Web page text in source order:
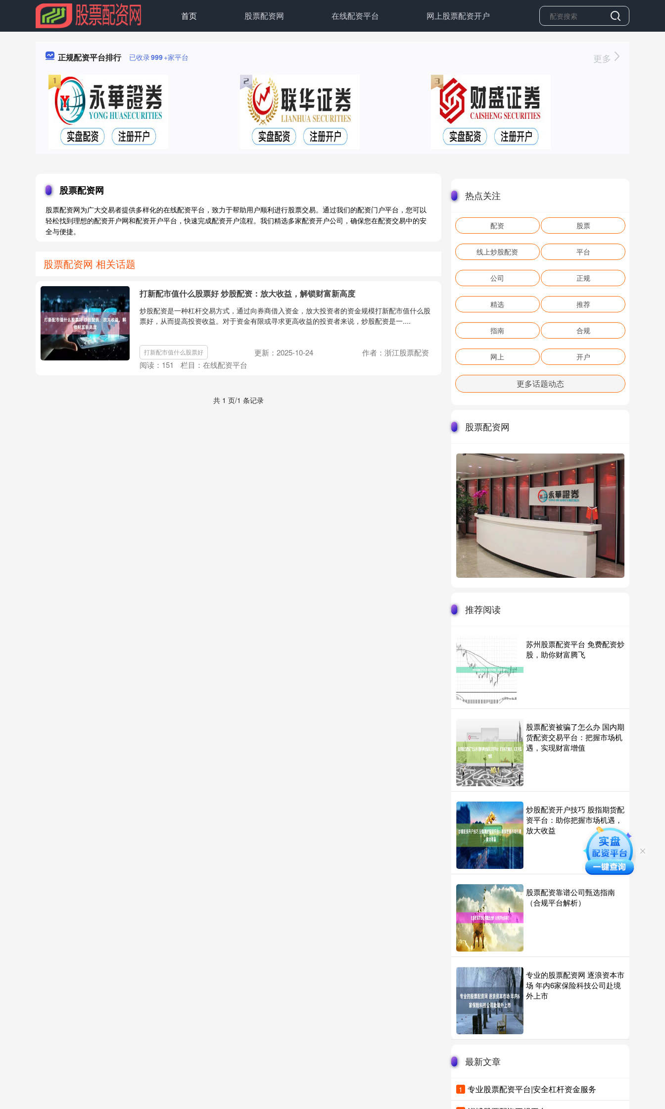
首页 股票配资网 在线配资平台 网上股票配资开户
正规配资平台排行 已收录999+家平台 更多
股票配资网
股票配资网为广大交易者提供多样化的在线配资平台，致力于帮助用户顺利进行股票交易。通过我们的配资门户平台，您可以
轻松找到理想的配资开户网和配资开户平台，快速完成配资开户流程。我们精选多家配资开户公司，确保您在配资交易中的安
全与便捷。
股票配资网 相关话题
打新配市值什么股票好 炒股配资：放大收益，解锁财富新高度
炒股配资是一种杠杆交易方式，通过向券商借入资金，放大投资者的资金规模打新配市值什么股
票好，从而提高投资收益。对于资金有限或寻求更高收益的投资者来说，炒股配资是一....
打新配市值什么股票好 更新：2025-10-24
作者：浙江股票配资
阅读： 151 栏目： 在线配资平台
共 1 页/1 条记录
热点关注
配资 股票
线上炒股配资 平台
公司 正规
精选 推荐
指南 合规
网上 开户
更多话题动态
股票配资网
推荐阅读
苏州股票配资平台 免费配资炒
股，助你财富腾飞
股票配资被骗了怎么办 国内期
货配资交易平台：把握市场机
遇，实现财富增值
炒股配资开户技巧 股指期货配
资平台：助你把握市场机遇，
放大收益
股票配资靠谱公司甄选指南
（合规平台解析）
专业的股票配资网 逐浪资本市
场 年内6家保险科技公司赴境
外上市
最新文章
1 专业股票配资平台|安全杠杆资金服务